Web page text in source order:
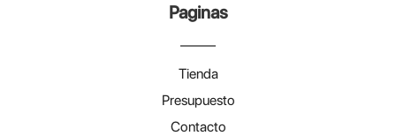
Paginas
Tienda
Presupuesto
Contacto